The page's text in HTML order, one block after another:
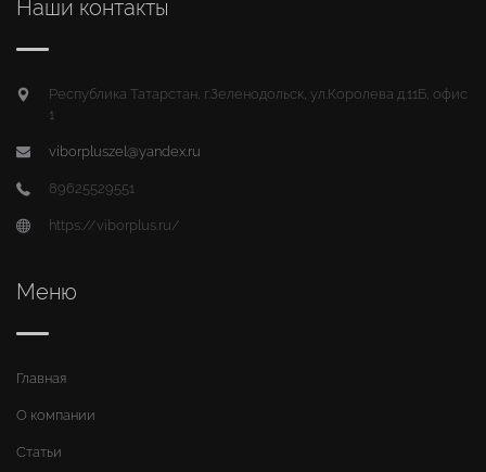
Наши контакты
Республика Татарстан, г.Зеленодольск, ул.Королева д.11Б, офис
1
viborpluszel@yandex.ru
89625529551
https://viborplus.ru/
Меню
Главная
О компании
Статьи